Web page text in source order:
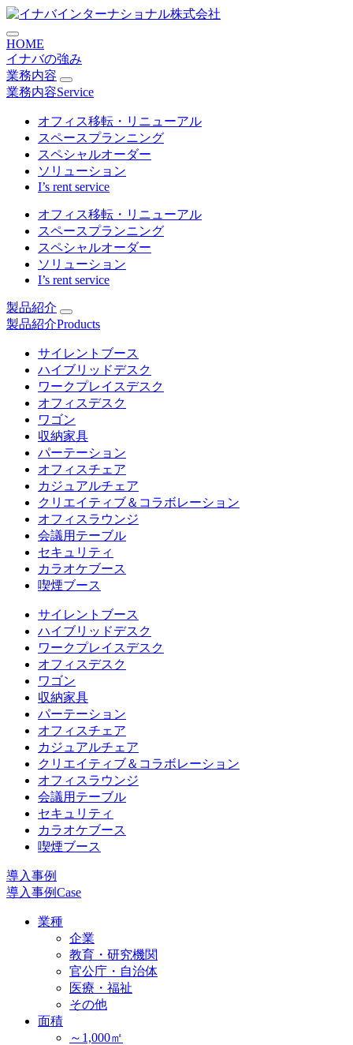
大型連結デスクWideDesk+（
コ
ン
テ
ン
ツ
に
HOME
イナバの強み
業務内容
業務内容Service
オフィス移転・リニューアル
スペースプランニング
スペシャルオーダー
ソリューション
I’s rent service
オフィス移転・リニューアル
スペースプランニング
スペシャルオーダー
ソリューション
I’s rent service
製品紹介
製品紹介Products
サイレントブース
ハイブリッドデスク
ワークプレイスデスク
オフィスデスク
ワゴン
収納家具
パーテーション
オフィスチェア
カジュアルチェア
クリエイティブ＆コラボレーション
オフィスラウンジ
会議用テーブル
セキュリティ
カラオケブース
喫煙ブース
サイレントブース
ハイブリッドデスク
ワークプレイスデスク
オフィスデスク
ワゴン
収納家具
パーテーション
オフィスチェア
カジュアルチェア
クリエイティブ＆コラボレーション
オフィスラウンジ
会議用テーブル
セキュリティ
カラオケブース
喫煙ブース
導入事例
導入事例Case
業種
企業
教育・研究機関
官公庁・自治体
医療・福祉
その他
面積
～1,000㎡